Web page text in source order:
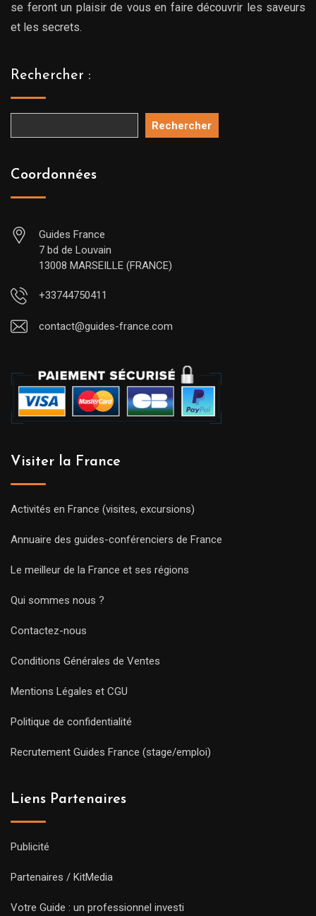
se feront un plaisir de vous en faire découvrir les saveurs
et les secrets.
Rechercher :
Rechercher
Coordonnées
Guides France
7 bd de Louvain
13008 MARSEILLE (FRANCE)
+33744750411
contact@guides-france.com
Visiter la France
Activités en France (visites, excursions)
Annuaire des guides-conférenciers de France
Le meilleur de la France et ses régions
Qui sommes nous ?
Contactez-nous
Conditions Générales de Ventes
Mentions Légales et CGU
Politique de confidentialité
Recrutement Guides France (stage/emploi)
Liens Partenaires
Publicité
Partenaires / KitMedia
Votre Guide : un professionnel investi